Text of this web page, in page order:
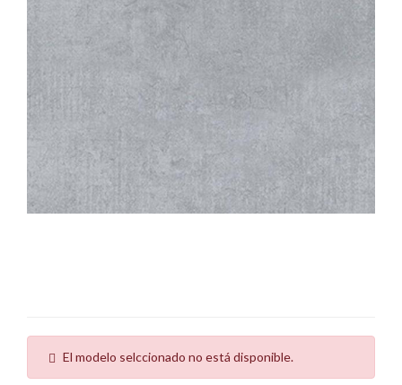
El modelo selccionado no está disponible.